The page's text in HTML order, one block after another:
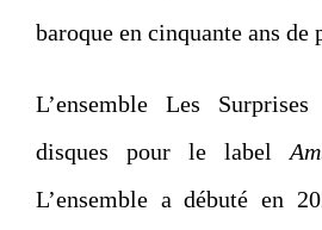
baroque en cinquante ans de
L’ensemble Les
disques pour le label
L’ensemble a débuté en